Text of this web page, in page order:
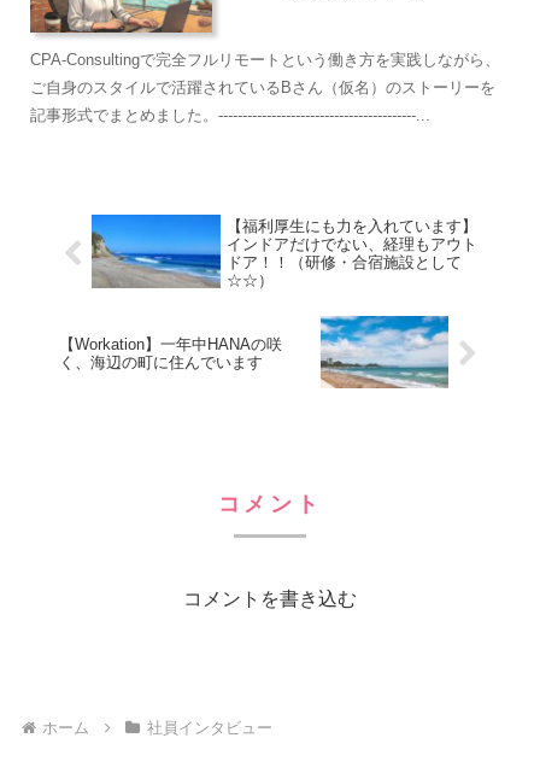
CPA-Consultingで完全フルリモートという働き方を実践しながら、
ご自身のスタイルで活躍されているBさん（仮名）のストーリーを
記事形式でまとめました。-----------------------------------------...
【福利厚生にも力を入れています】
インドアだけでない、経理もアウト
ドア！！（研修・合宿施設として
☆☆）
【Workation】一年中HANAの咲
く、海辺の町に住んでいます
コメント
コメントを書き込む
ホーム 社員インタビュー